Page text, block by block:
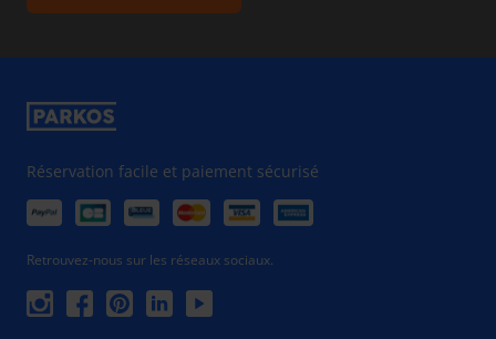
Réservation facile et paiement sécurisé
Retrouvez-nous sur les réseaux sociaux.